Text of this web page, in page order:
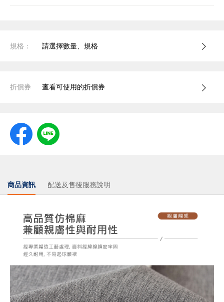
規格： 請選擇數量、規格
折價券 查看可使用的折價券
商品資訊 配送及售後服務說明